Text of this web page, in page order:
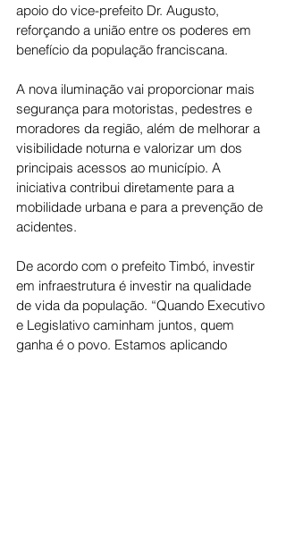
apoio do vice-prefeito Dr. Augusto,
reforçando a união entre os poderes em
benefício da população franciscana.
A nova iluminação vai proporcionar mais
segurança para motoristas, pedestres e
moradores da região, além de melhorar a
visibilidade noturna e valorizar um dos
principais acessos ao município. A
iniciativa contribui diretamente para a
mobilidade urbana e para a prevenção de
acidentes.
De acordo com o prefeito Timbó, investir
em infraestrutura é investir na qualidade
de vida da população. “Quando Executivo
e Legislativo caminham juntos, quem
ganha é o povo. Estamos aplicando